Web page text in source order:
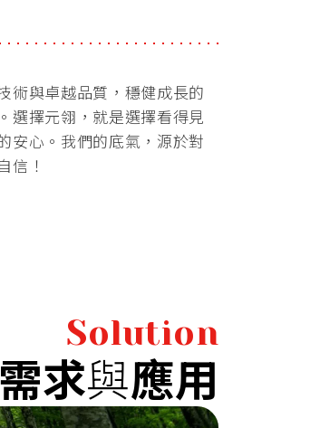
術與卓越品質，穩健成長的
選擇元翎，就是選擇看得見
安心。我們的底氣，源於對
信！
Solution
需求與應用